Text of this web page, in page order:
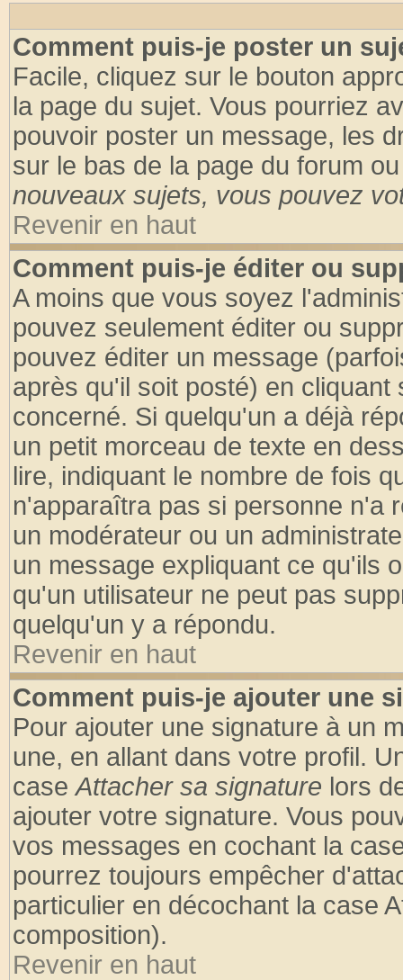
Comment puis-je poster un
Facile, cliquez sur le bouton
la page du sujet. Vous pourriez
pouvoir poster un message, les
sur le bas de la page du forum
nouveaux sujets, vous pouvez
Revenir en haut
Comment puis-je éditer ou
A moins que vous soyez
pouvez seulement éditer ou
pouvez éditer un message
après qu'il soit posté) en
concerné. Si quelqu'un a déjà
un petit morceau de texte en
lire, indiquant le nombre de fois
n'apparaîtra pas si personne n'a
un modérateur ou un
un message expliquant ce qu'ils
qu'un utilisateur ne peut pas
quelqu'un y a répondu.
Revenir en haut
Comment puis-je ajouter une
Pour ajouter une signature à un
une, en allant dans votre profil.
caseAttacher sa signature lors
ajouter votre signature. Vous
vos messages en cochant la
pourrez toujours empêcher
particulier en décochant la case
composition).
Revenir en haut